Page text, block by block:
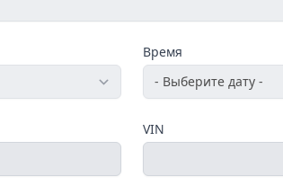
Время
VIN